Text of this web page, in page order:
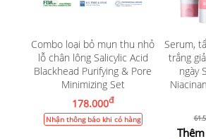
Combo loại bỏ mụn thu nhỏ
lỗ chân lông Salicylic Acid
Blackhead Purifying & Pore
Minimizing Set
178.000đ
Nhận thông báo khi có hàng
Serum,
trắng
ngày